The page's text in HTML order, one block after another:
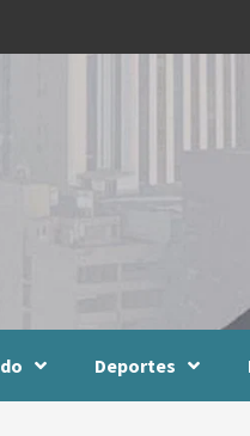
Deportes